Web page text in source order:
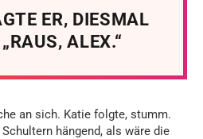
ER, DIESMAL
ALEX.“
an sich. Katie folgte, stumm.
hängend, als wäre die